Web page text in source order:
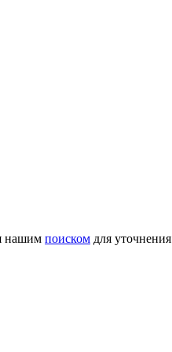
нашим поиском для уточнения